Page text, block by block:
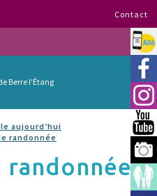
Contact
Berre l'Étang
Allo
aujourd’hui
randonnée
randonnée